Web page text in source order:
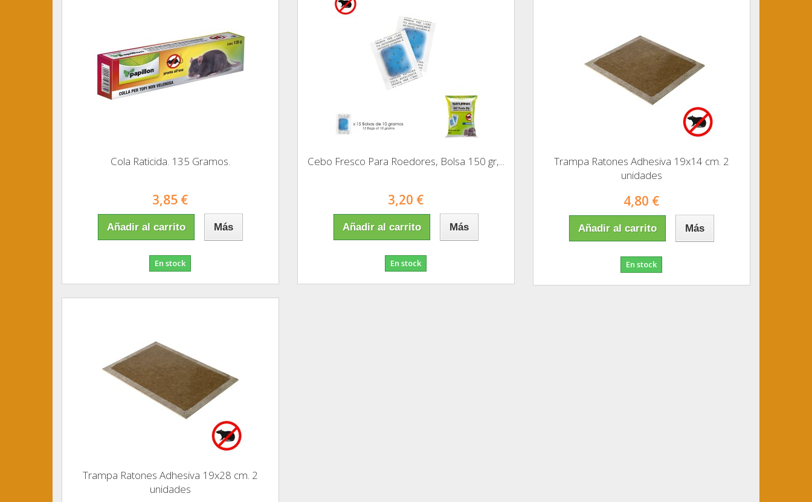
Cola Raticida. 135 Gramos.
3,85 €
Añadir al carrito Más
En stock
Cebo Fresco Para Roedores, Bolsa 150 gr,...
3,20 €
Añadir al carrito Más
En stock
Trampa Ratones Adhesiva 19x14 cm. 2
unidades
4,80 €
Añadir al carrito Más
En stock
Trampa Ratones Adhesiva 19x28 cm. 2
unidades